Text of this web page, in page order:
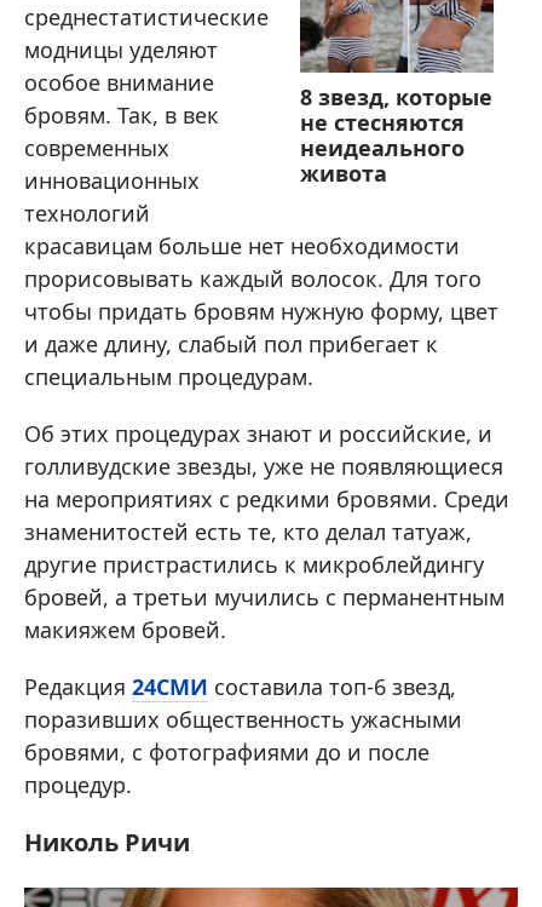
8 звезд, которые
не стесняются
неидеального
живота
среднестатистические
модницы уделяют
особое внимание
бровям. Так, в век
современных
инновационных
технологий
красавицам больше нет необходимости
прорисовывать каждый волосок. Для того
чтобы придать бровям нужную форму, цвет
и даже длину, слабый пол прибегает к
специальным процедурам.
Об этих процедурах знают и российские, и
голливудские звезды, уже не появляющиеся
на мероприятиях с редкими бровями. Среди
знаменитостей есть те, кто делал татуаж,
другие пристрастились к микроблейдингу
бровей, а третьи мучились с перманентным
макияжем бровей.
Редакция 24СМИ составила топ-6 звезд,
поразивших общественность ужасными
бровями, с фотографиями до и после
процедур.
Николь Ричи